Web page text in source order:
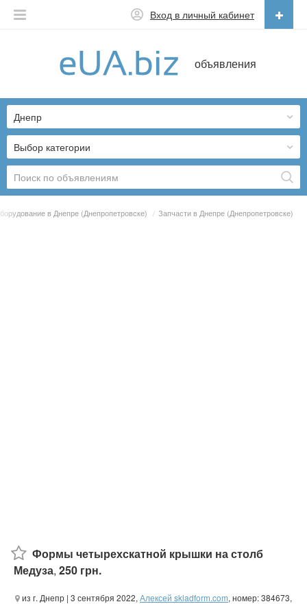
объявления
Вход в личный кабинет
Українська
Выбор категории
Днепр
в Днепре (Днепропетровске) / Запчасти в Днепре (Днепропетровске)
Формы четырехскатной крышки на столб
Медуза, 250 грн.
из г. Днепр | 3 сентября 2022, Алексей skladform.com, номер: 384673,